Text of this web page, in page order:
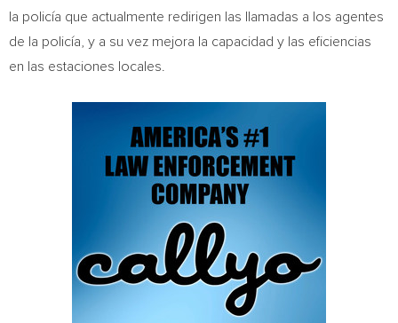
la policía que actualmente redirigen las llamadas a los agentes
de la policía, y a su vez mejora la capacidad y las eficiencias
en las estaciones locales.